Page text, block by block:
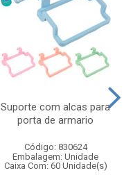
Suporte com alcas para
porta de armario
Código: 830624
Embalagem: Unidade
Caixa Com: 60 Unidade(s)